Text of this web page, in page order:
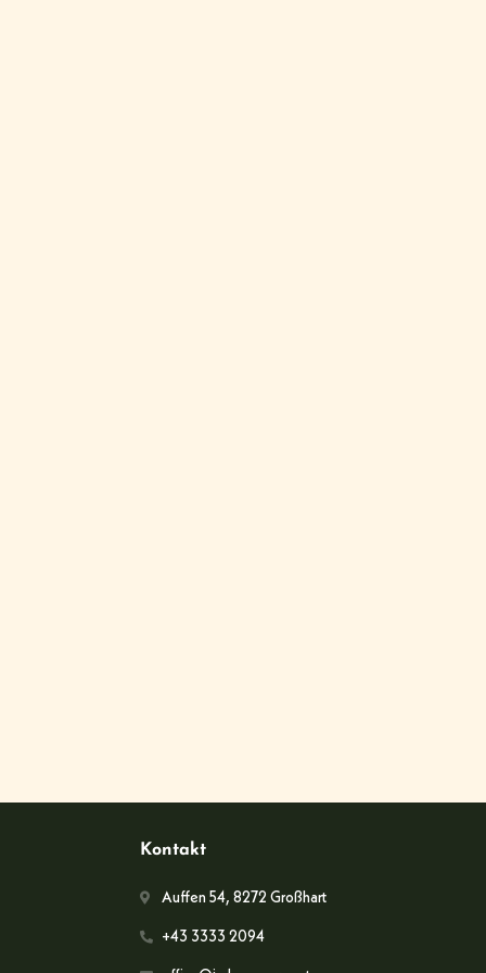
Kontakt
Auffen 54, 8272 Großhart
+43 3333 2094